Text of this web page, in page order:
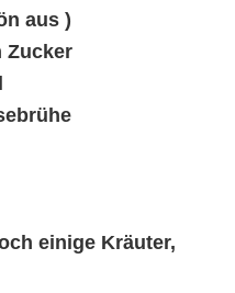
aus )
Zucker
einige Kräuter,